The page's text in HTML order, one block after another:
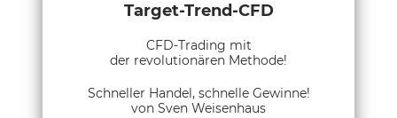
Target-Trend-CFD
CFD-Trading mit
der revolutionären Methode!
Schneller Handel, schnelle Gewinne!
von Sven Weisenhaus